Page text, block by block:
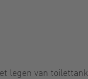
legen van